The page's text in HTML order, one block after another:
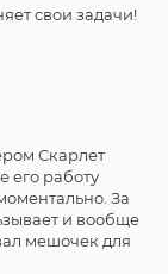
свои задачи!
Скарлет
его работу
За
и вообще
мешочек для